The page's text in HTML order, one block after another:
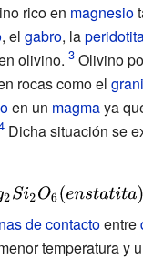
rico en magnesio
, el gabro, la
olivino. Olivino
rocas como el
en un magmaya
Dicha situación se
de contactoentre
temperatura y